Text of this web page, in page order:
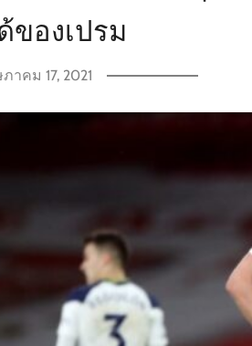
ของเปรม
าคม 17, 2021